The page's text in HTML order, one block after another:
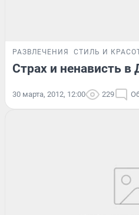
РАЗВЛЕЧЕНИЯ СТИЛЬ И
Страх и ненависть в
30 марта, 2012, 12:00 229